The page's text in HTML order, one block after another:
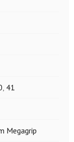
41
Megagrip